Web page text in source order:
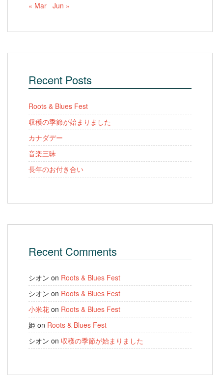
« Mar Jun »
Recent Posts
Roots & Blues Fest
収穫の季節が始まりました
カナダデー
音楽三昧
長年のお付き合い
Recent Comments
シオン on Roots & Blues Fest
シオン on Roots & Blues Fest
小米花 on Roots & Blues Fest
姫 on Roots & Blues Fest
シオン on 収穫の季節が始まりました